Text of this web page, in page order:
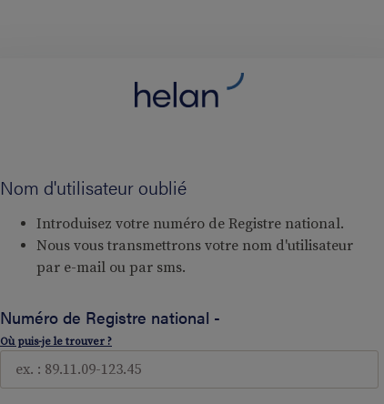
Nom d'utilisateur oublié
Introduisez votre numéro de Registre national.
Nous vous transmettrons votre nom d'utilisateur
par e-mail ou par sms.
Numéro de Registre national -
Où puis-je le trouver ?